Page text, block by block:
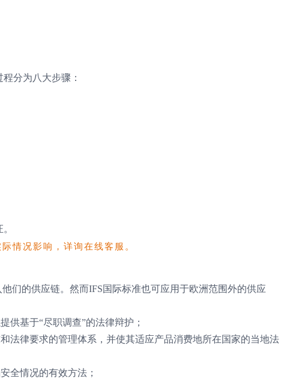
分为八大步骤：
情况影响，详询在线客服。
们的供应链。然而IFS国际标准也可应用于欧洲范围外的供应
供基于“尽职调查”的法律辩护；
法律要求的管理体系，并使其适应产品消费地所在国家的当地法
全情况的有效方法；